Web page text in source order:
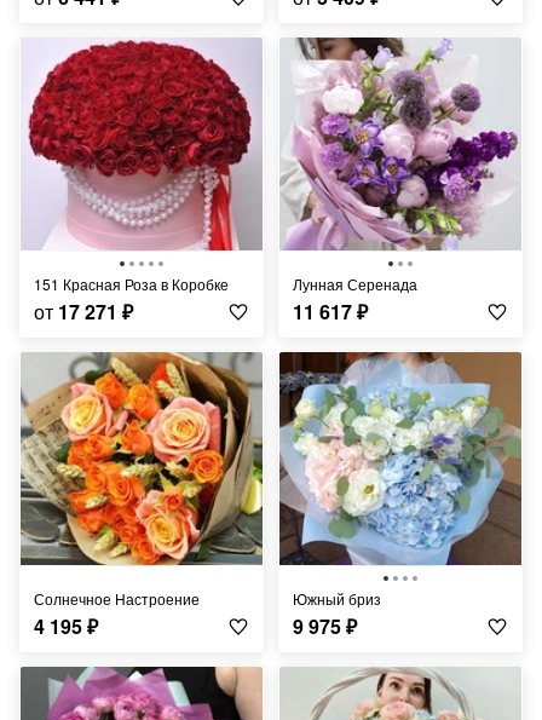
151 Красная Роза в Коробке
от 17 271 ₽
Лунная Серенада
11 617₽
Солнечное Настроение
4 195₽
Южный бриз
9 975₽